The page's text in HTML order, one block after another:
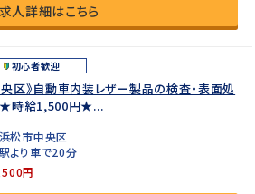
求人詳細はこちら
初心者歓迎
区》自動車内装レザー製品の検査・表面処
★時給1,500円★...
松市中央区
より車で20分
円